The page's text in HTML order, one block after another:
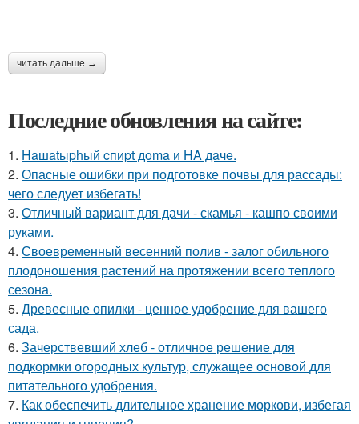
читать дальше →
Последние обновления на сайте:
1. Haшatыphый cпиpt дoma и HA дaчe.
2. Опасные ошибки при подготовке почвы для рассады:
чего следует избегать!
3. Отличный вариант для дачи - скамья - кашпо своими
руками.
4. Своевременный весенний полив - залог обильного
плодоношения растений на протяжении всего теплого
сезона.
5. Древесные опилки - ценное удобрение для вашего
сада.
6. Зачерствевший хлеб - отличное решение для
подкормки огородных культур, служащее основой для
питательного удобрения.
7. Как обеспечить длительное хранение моркови, избегая